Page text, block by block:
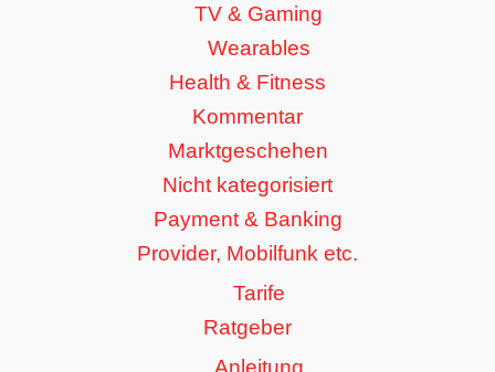
TV & Gaming
Wearables
Health & Fitness
Kommentar
Marktgeschehen
Nicht kategorisiert
Payment & Banking
Provider, Mobilfunk etc.
Tarife
Ratgeber
Anleitung